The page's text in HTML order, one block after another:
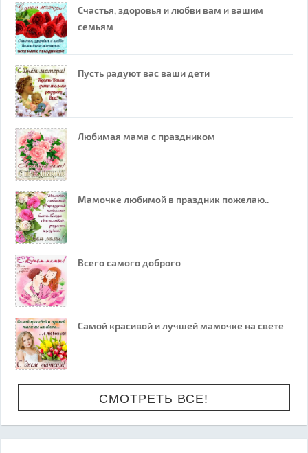
Счастья, здоровья и любви вам и вашим
семьям
Пусть радуют вас ваши дети
Любимая мама с праздником
Мамочке любимой в праздник пожелаю..
Всего самого доброго
Самой красивой и лучшей мамочке на свете
СМОТРЕТЬ ВСЕ!